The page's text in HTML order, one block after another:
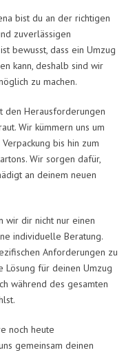
bist du an der richtigen
zuverlässigen
bewusst, dass ein Umzug
kann, deshalb sind wir
zu machen.
den Herausforderungen
Wir kümmern uns um
bis hin zum
Wir sorgen dafür,
an deinem neuen
wir dir nicht nur einen
individuelle Beratung.
Anforderungen zu
Lösung für deinen Umzug
während des gesamten
noch heute
gemeinsam deinen